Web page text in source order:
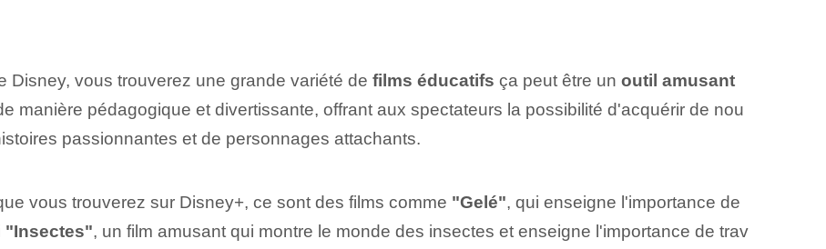
Disney⁤, vous trouverez une grande variété‍ de films éducatifs ça peut être un outil amusant
manière pédagogique et divertissante, offrant aux spectateurs la possibilité d'acquérir de ⁤nou
passionnantes⁤ et de personnages attachants.
vous trouverez sur Disney+, ce sont des films comme "Gelé", qui enseigne l'importance de
"Insectes", un film amusant⁤ qui ⁢montre le monde des insectes ⁢et enseigne ⁤l'importance de ‌trav